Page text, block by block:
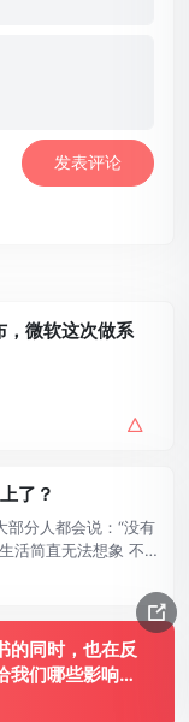
微软这次做系
了？
部分人都会说：“没有
活简直无法想象 不
还是有很多快速传
》中，长安城的望楼
亮或者熄 ...
的同时，也在反
我们哪些影响。
息推到你面